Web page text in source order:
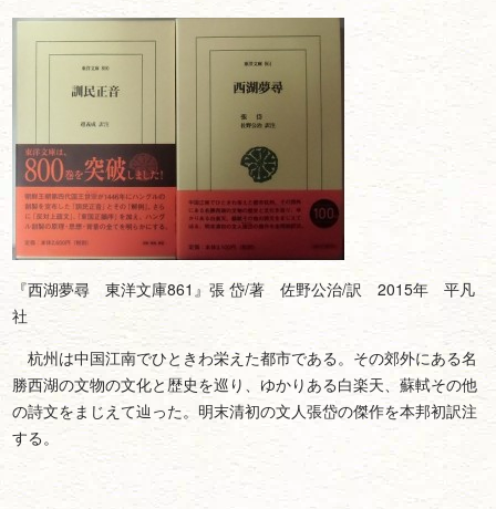
『西湖夢尋 東洋文庫861』張 岱/著 佐野公治/訳 2015年 平凡
社
杭州は中国江南でひときわ栄えた都市である。その郊外にある名
勝西湖の文物の文化と歴史を巡り、ゆかりある白楽天、蘇軾その他
の詩文をまじえて辿った。明末清初の文人張岱の傑作を本邦初訳注
する。